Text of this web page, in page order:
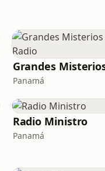
Panamá
Radio Ministro
Panamá